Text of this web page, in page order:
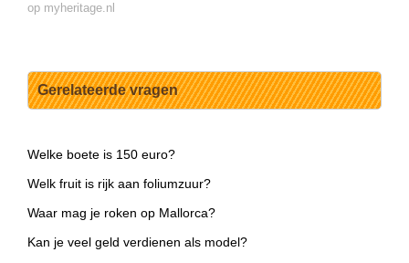
op myheritage.nl
Gerelateerde vragen
Welke boete is 150 euro?
Welk fruit is rijk aan foliumzuur?
Waar mag je roken op Mallorca?
Kan je veel geld verdienen als model?